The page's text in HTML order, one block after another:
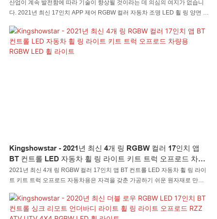
RGBW LED 휠 라이트
산업이 계속 발전함에 따라 기술이 향상될 것이라는 데 의심의 여지가 없습니
다. 2021년 최신 17인치 APP 제어 RGBW 컬러 자동차 조명 LED 휠 링 양면 4
템 분야에서 널리 사용됩니다.
Kingshowstar - 2021년 최신 4개 링 RGBW 컬러 17인치 앱
BT 컨트롤 LED 자동차 휠 링 라이트 키트 트럭 오프로드 차량
용 RGBW LED 휠 라이트
2021년 최신 4개 링 RGBW 컬러 17인치 앱 BT 컨트롤 LED 자동차 휠 링 라이
트 키트 트럭 오프로드 자동차용은 자격을 갖춘 가공하기 쉬운 원자재로 만들
시 안정적이고 내구성이 뛰어납니다. 이는 모든 완벽함의 완벽한 조합이며 고
객에게 혜택을 창출할 것입니다.